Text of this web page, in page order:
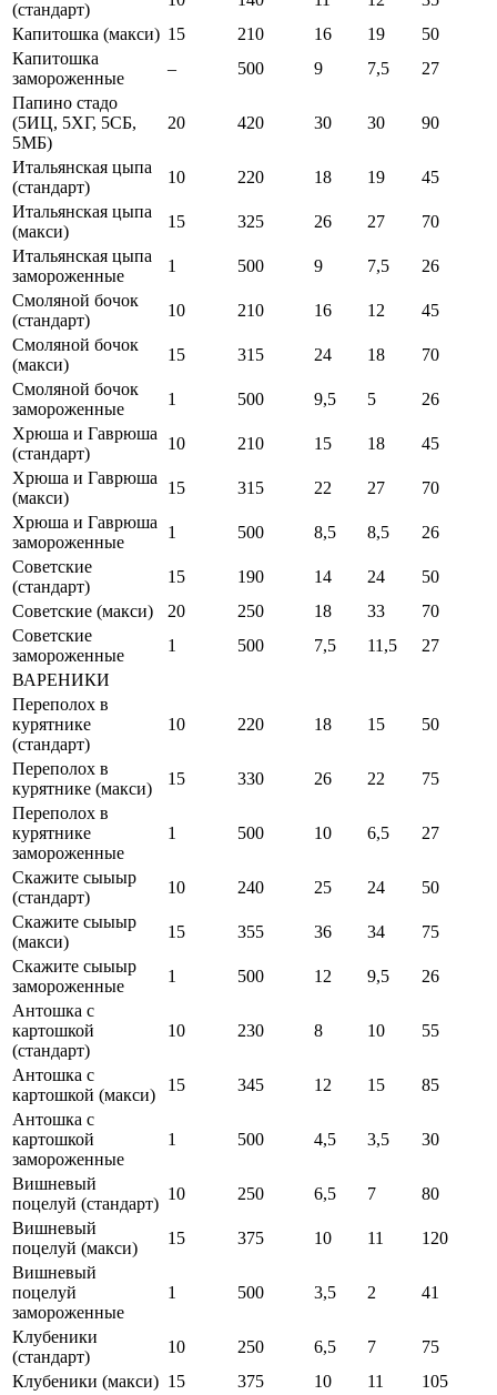
(стандарт)
Капитошка (макси) 15 210 16 19
50
Капитошка
замороженные
– 500 9 7,5
27
Папино стадо
(5ИЦ, 5ХГ, 5СБ,
5МБ)
20 420 30 30 90
Итальянская цыпа
(стандарт)
10 220 18 19
45
Итальянская цыпа
(макси)
15 325 26 27
70
Итальянская цыпа
замороженные
1 500 9 7,5
26
Смоляной бочок
(стандарт)
10 210 16 12
45
Смоляной бочок
(макси)
15 315 24 18
70
Смоляной бочок
замороженные
1 500 9,5 5
26
Хрюша и Гаврюша
(стандарт)
10 210 15 18
45
Хрюша и Гаврюша
(макси)
15 315 22 27
70
Хрюша и Гаврюша
замороженные
1 500 8,5 8,5
26
Советские
(стандарт)
15 190 14 24
50
Советские (макси)
20 250 18 33
70
Советские
замороженные
1 500 7,5 11,5
27
ВАРЕНИКИ
Переполох в
курятнике
(стандарт)
10 220 18 15 50
Переполох в
курятнике (макси)
15 330 26 22
75
Переполох в
курятнике
замороженные
1 500 10 6,5 27
Скажите сыыыр
(стандарт)
10 240 25 24
50
Скажите сыыыр
(макси)
15 355 36 34
75
Скажите сыыыр
замороженные
1 500 12 9,5
26
Антошка с
картошкой
(стандарт)
10 230 8 10 55
Антошка с
картошкой (макси)
15 345 12 15
85
Антошка с
картошкой
замороженные
1 500 4,5 3,5 30
Вишневый
поцелуй (стандарт)
10 250 6,5 7
80
Вишневый
поцелуй (макси)
15 375 10 11
120
Вишневый
поцелуй
замороженные
1 500 3,5 2 41
Клубеники
(стандарт)
10 250 6,5 7
75
Клубеники (макси) 15 375 10 11
105